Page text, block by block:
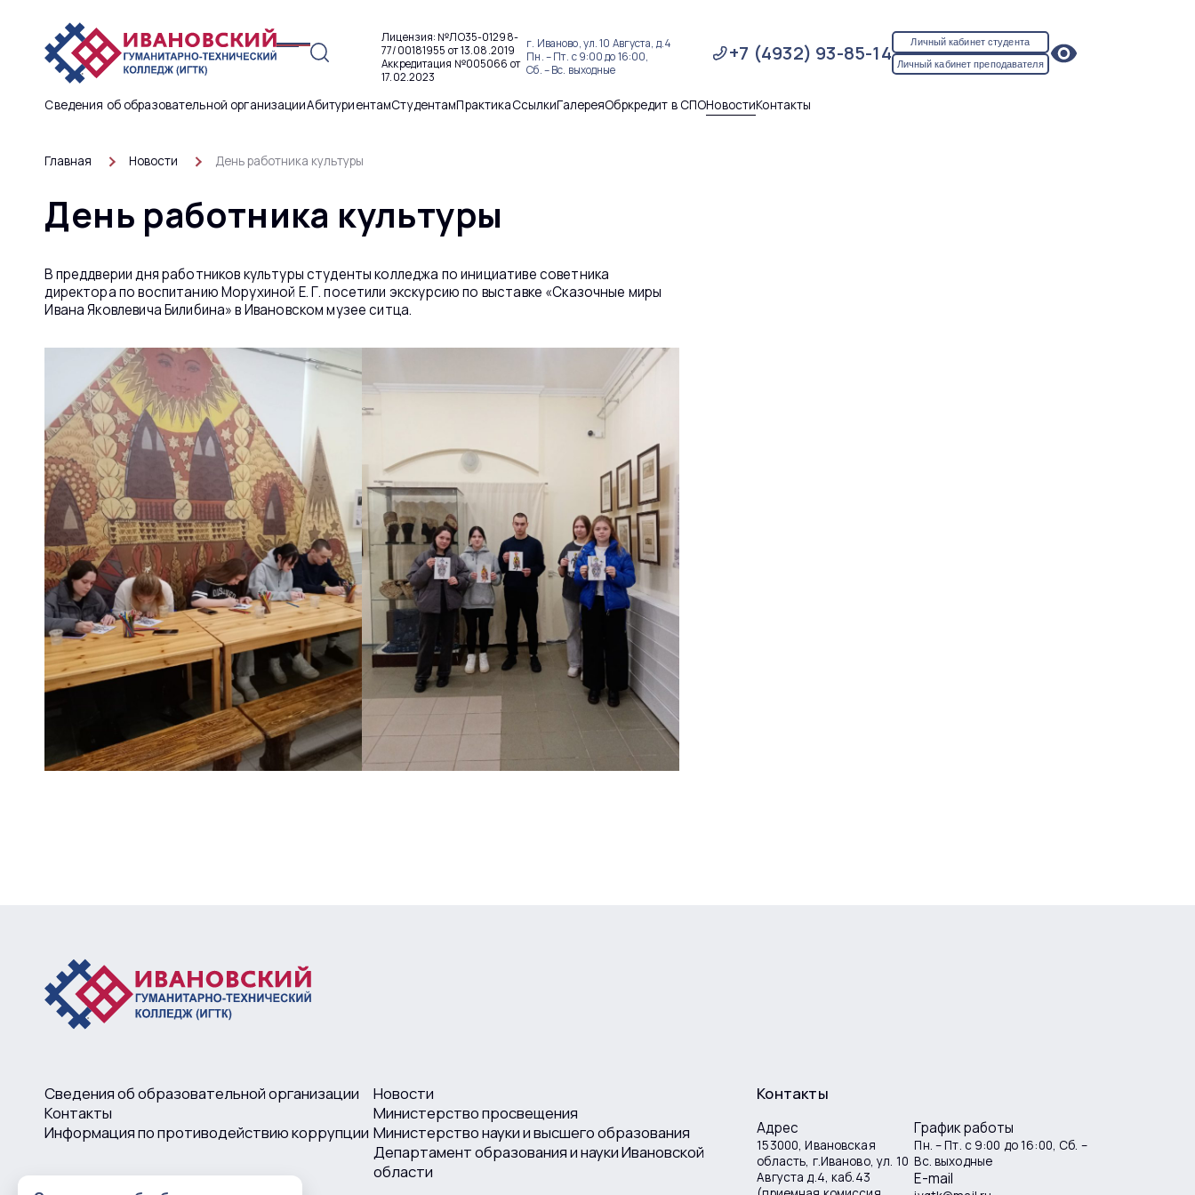
Лицензия: №ЛО35-01298-
77/00181955 от 13.08.2019
Аккредитация №005066 от
17.02.2023
г. Иваново, ул. 10 Августа, д.4
Пн. – Пт. с 9:00 до 16:00,
Сб. – Вс. выходные
+7 (4932) 93-85-14 Личный кабинет студента
Личный кабинет преподавателя
Сведения об образовательной организацииАбитуриентамСтудентамПрактикаСсылкиГалереяОбркредит в СПОНовостиКонтакты
Главная Новости День работника культуры
День работника культуры
В преддверии дня работников культуры студенты колледжа по инициативе советника
директора по воспитанию Морухиной Е. Г. посетили экскурсию по выставке «Сказочные миры
Ивана Яковлевича Билибина» в Ивановском музее ситца.
Сведения об образовательной организации
Контакты
Информация по противодействию коррупции
Новости
Министерство просвещения
Министерство науки и высшего образования
Департамент образования и науки Ивановской
области
Контакты
Адрес
153000, Ивановская
область, г.Иваново, ул. 10
Августа д.4, каб.43
График работы
Пн. – Пт. с 9:00 до 16:00, Сб. –
Вс. выходные
E-mail